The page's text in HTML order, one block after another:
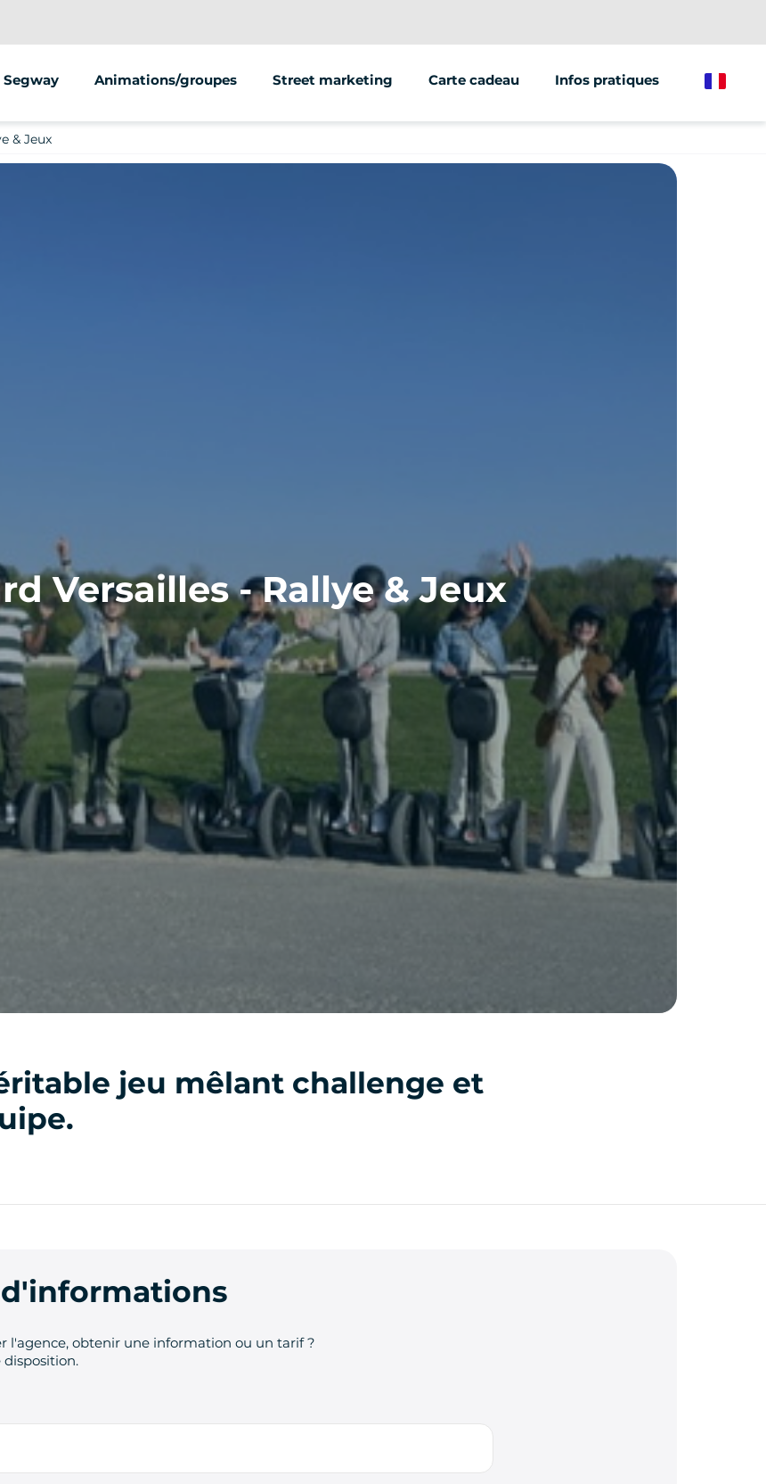
Animations/groupes Street marketing Carte cadeau Infos pratiques
& Jeux
Versailles - Rallye & Jeux
jeu mêlant challenge et
l'agence, obtenir une information ou un tarif ?